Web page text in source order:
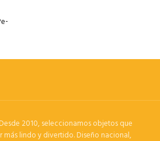
Desde 2010, seleccionamos objetos que
más lindo y divertido. Diseño nacional,